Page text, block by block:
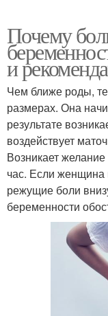
Почему
и
Чем ближе роды,
размерах. Она
результате
воздействует
Возникает
час. Если женщина
режущие боли
беременности